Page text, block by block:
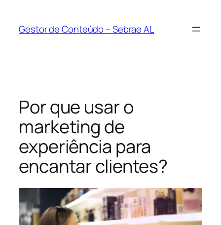
Gestor de Conteúdo – Sebrae AL
Por que usar o
marketing de
experiência para
encantar clientes?